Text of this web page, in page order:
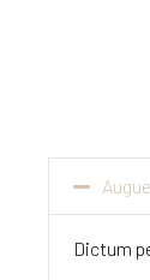
Dictum